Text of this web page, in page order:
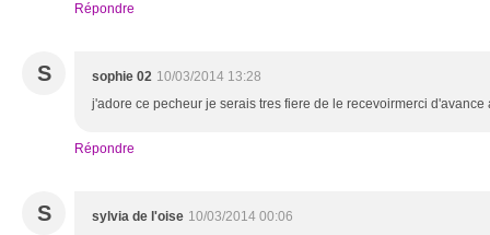
Répondre
S sophie 02 10/03/2014 13:28
j'adore ce pecheur je serais tres fiere de le recevoirmerci d'avance
Répondre
S sylvia de l'oise 10/03/2014 00:06